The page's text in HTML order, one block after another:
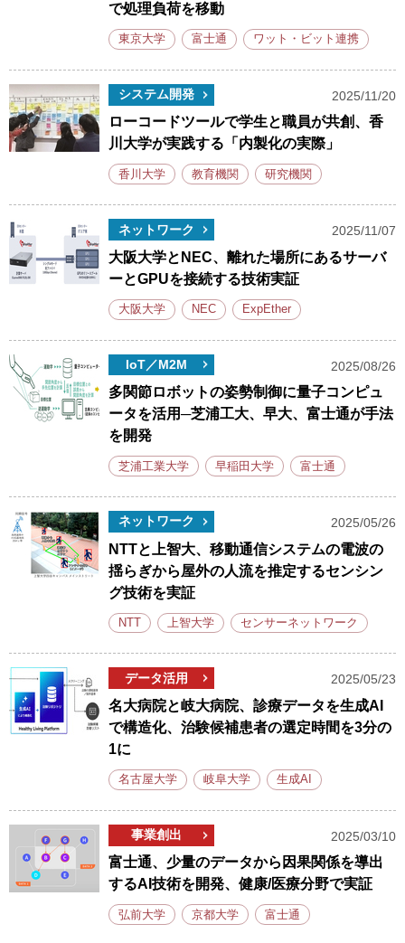
で処理負荷を移動
東京大学 富士通 ワット・ビット連携
システム開発 2025/11/20
ローコードツールで学生と職員が共創、香
川大学が実践する「内製化の実際」
香川大学 教育機関 研究機関
ネットワーク 2025/11/07
大阪大学とNEC、離れた場所にあるサーバ
ーとGPUを接続する技術実証
大阪大学 NEC ExpEther
IoT／M2M 2025/08/26
多関節ロボットの姿勢制御に量子コンピュ
ータを活用─芝浦工大、早大、富士通が手法
を開発
芝浦工業大学 早稲田大学 富士通
ネットワーク 2025/05/26
NTTと上智大、移動通信システムの電波の
揺らぎから屋外の人流を推定するセンシン
グ技術を実証
NTT 上智大学 センサーネットワーク
データ活用 2025/05/23
名大病院と岐大病院、診療データを生成AI
で構造化、治験候補患者の選定時間を3分の
1に
名古屋大学 岐阜大学 生成AI
事業創出 2025/03/10
富士通、少量のデータから因果関係を導出
するAI技術を開発、健康/医療分野で実証
弘前大学 京都大学 富士通